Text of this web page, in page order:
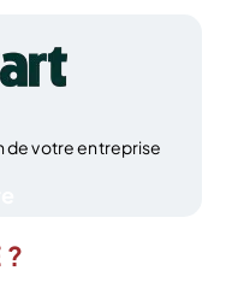
de votre entreprise
?